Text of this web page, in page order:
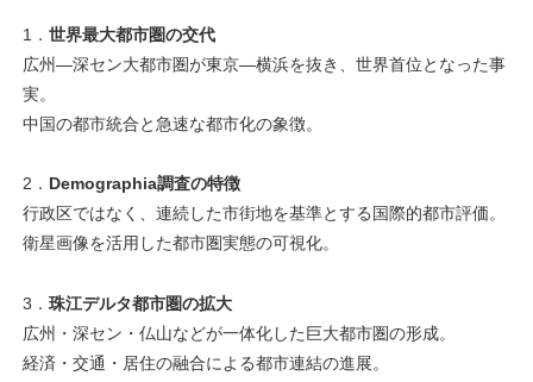
1． 世界最大都市圏の交代
広州―深セン大都市圏が東京―横浜を抜き、世界首位となった事
実。
中国の都市統合と急速な都市化の象徴。
2． Demographia調査の特徴
行政区ではなく、連続した市街地を基準とする国際的都市評価。
衛星画像を活用した都市圏実態の可視化。
3． 珠江デルタ都市圏の拡大
広州・深セン・仏山などが一体化した巨大都市圏の形成。
経済・交通・居住の融合による都市連結の進展。